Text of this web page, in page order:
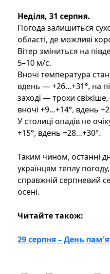
Неділя, 31 серпня.
Погода залишиться
області, де можливі
Вітер зміниться на
5–10 м/с.
Вночі температура
вдень — +26…+31°, на
заході — трохи
вночі +9…+14°, вдень
У столиці опадів не
+15°, вдень +28…+30°.
Таким чином, останні
українцям теплу
справжній серпневий
осені.
Читайте також:
29 серпня – День